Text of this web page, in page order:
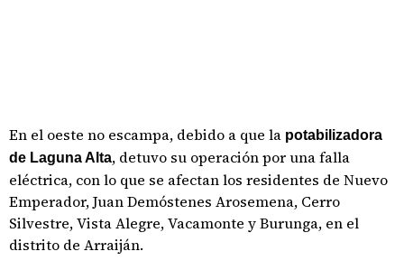
En el oeste no escampa, debido a que la potabilizadora
de Laguna Alta, detuvo su operación por una falla
eléctrica, con lo que se afectan los residentes de Nuevo
Emperador, Juan Demóstenes Arosemena, Cerro
Silvestre, Vista Alegre, Vacamonte y Burunga, en el
distrito de Arraiján.